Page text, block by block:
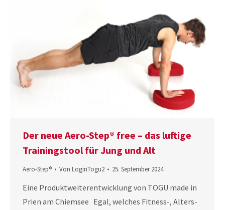
Der neue Aero-Step® free – das luftige
Trainingstool für Jung und Alt
Aero-Step® Von LoginTogu2 25. September 2024
Eine Produktweiterentwicklung von TOGU made in
Prien am Chiemsee Egal, welches Fitness-, Alters-